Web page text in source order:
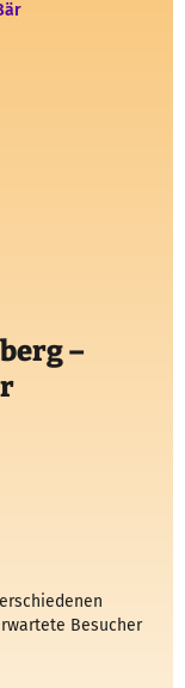
–
Besucher